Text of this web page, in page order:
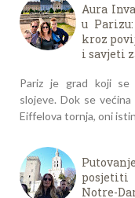
Aura
u
kroz
i savjeti
Pariz je grad koji se
slojeve. Dok se
Eiffelova tornja, oni
Notre-